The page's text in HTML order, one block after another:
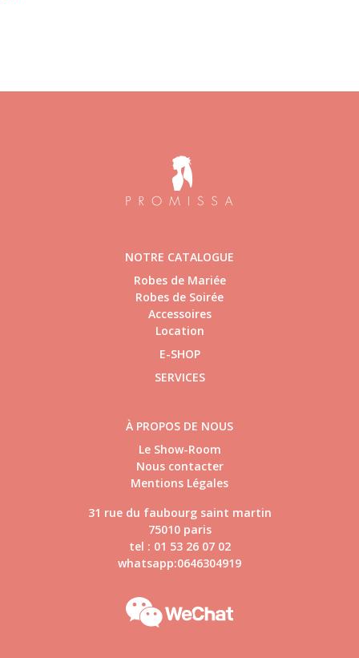
NOTRE CATALOGUE
Robes de Mariée
Robes de Soirée
Accessoires
Location
E-SHOP
SERVICES
À PROPOS DE NOUS
Le Show-Room
Nous contacter
Mentions Légales
31 rue du faubourg saint martin
75010 paris
tel : 01 53 26 07 02
whatsapp:0646304919